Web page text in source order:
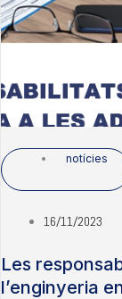
notícies
16/11/2023
Les
l’enginyeria